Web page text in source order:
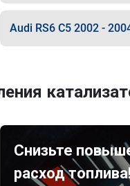
Audi RS6 C5 2002 -
Снизьте
расход